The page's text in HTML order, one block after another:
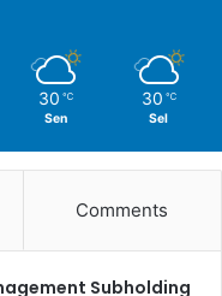
30 ℃
Sen
30 ℃
Sel
Comments
Subholding